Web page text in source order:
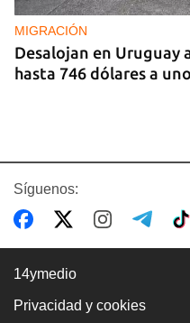
MIGRACIÓN
Desalojan en Uruguay
hasta 746 dólares a
Síguenos:
14ymedio
Privacidad y cookies